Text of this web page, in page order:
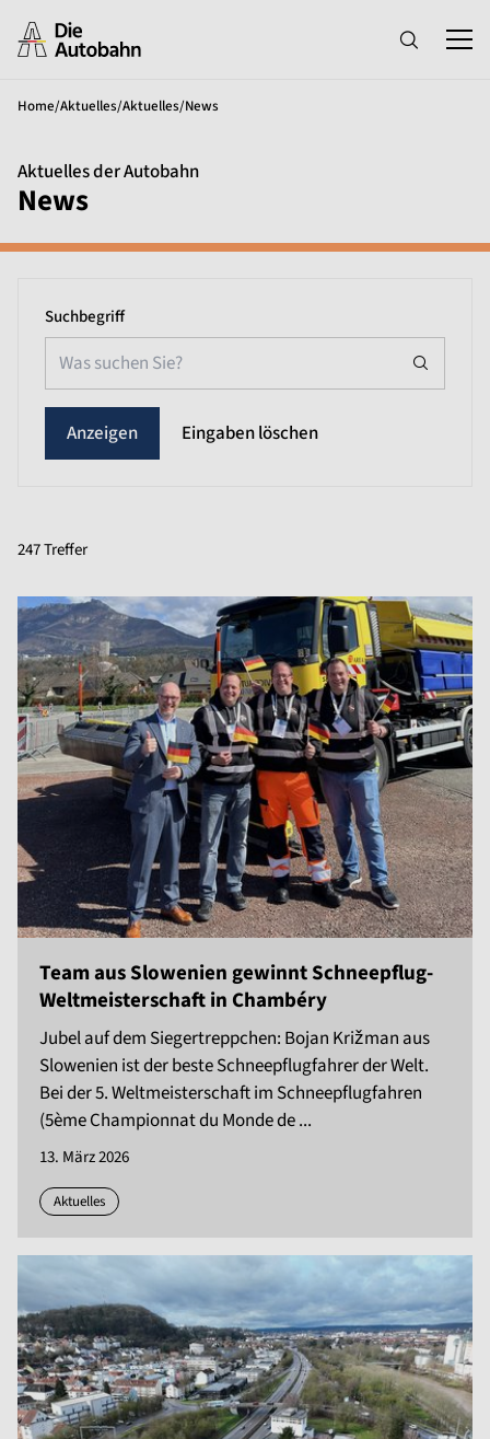
Home/Aktuelles/Aktuelles/News
Aktuelles der Autobahn
News
Suchbegriff
Eingaben löschen
247 Treffer
Team aus Slowenien gewinnt Schneepflug-
Weltmeisterschaft in Chambéry
Jubel auf dem Siegertreppchen: Bojan Križman aus
Slowenien ist der beste Schneepflugfahrer der Welt.
Bei der 5. Weltmeisterschaft im Schneepflugfahren
(5ème Championnat du Monde de ...
13. März 2026
Aktuelles